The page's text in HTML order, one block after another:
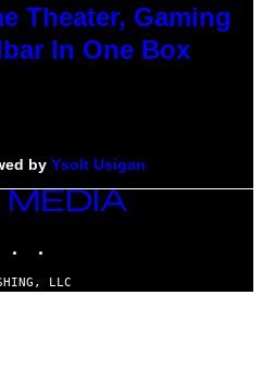
Theater, Gaming
In One Box
by Ysolt Usigan
LLC